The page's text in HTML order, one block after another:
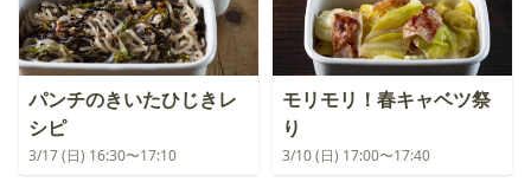
パンチのきいたひじきレ
シピ
3/17 (日) 16:30〜17:10
モリモリ！春キャベツ祭
り
3/10 (日) 17:00〜17:40